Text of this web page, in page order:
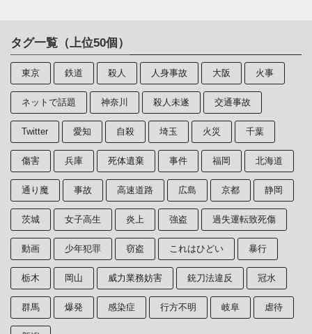
タグ一覧（上位50個）
東京 鉄道 殺人 人身事故 大阪 火事
ネットで話題 神奈川 殺人未遂 交通事故
Twitter 愛知 自殺 埼玉 火災 千葉
傷害 兵庫 死体遺棄 事件 福岡 北海道
通り魔 事故 高速道路 広島 京都 静岡
茨城 女子高生 炎上 強盗 過失運転致死傷
動画 少年犯罪 窃盗 これはひどい 暴行
栃木 岡山 威力業務妨害 銃刀法違反 冠水
群馬 爆発 感染症 行方不明 岐阜 虐待